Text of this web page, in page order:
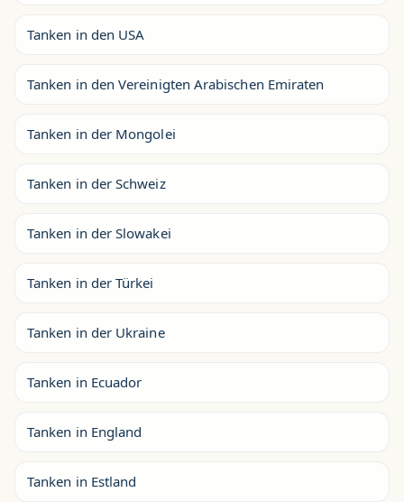
Tanken in den USA
Tanken in den Vereinigten Arabischen Emiraten
Tanken in der Mongolei
Tanken in der Schweiz
Tanken in der Slowakei
Tanken in der Türkei
Tanken in der Ukraine
Tanken in Ecuador
Tanken in England
Tanken in Estland